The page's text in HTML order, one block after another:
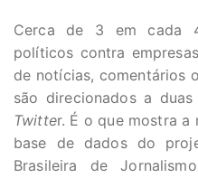
Cerca de 3 em cada
políticos contra
de notícias, comentários
são direcionados a
Twitter. É o que mostra a
base de dados do
Brasileira de